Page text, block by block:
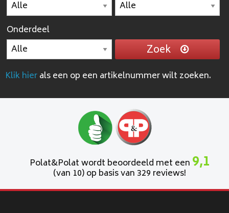
Onderdeel
Zoek
Klik hierals een op een artikelnummer wilt zoeken.
Polat&Polat wordt beoordeeld met een 9,1
(van 10) op basis van 329 reviews!